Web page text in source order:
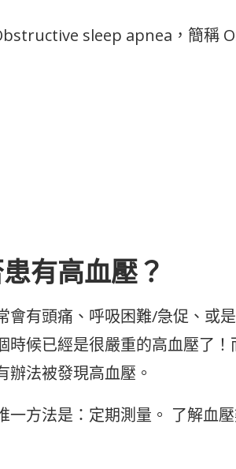
sleep apnea，簡稱
有高血壓？
會有頭痛、呼吸困難/急促、或
時候已經是很嚴重的高血壓了
法被發現高血壓。
一方法是：定期測量。 了解血